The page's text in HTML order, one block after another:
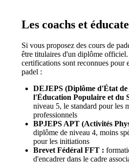
Les coachs et
Si vous proposez des cours de
être titulaires d'un diplôme
certifications sont reconnues pour
padel :
DEJEPS (Diplôme d'État de
l'Éducation Populaire et du
niveau 5, le standard pour les
professionnels
BPJEPS APT (Activités
diplôme de niveau 4, moins
pour les initiations
Brevet Fédéral FFT :
d'encadrer dans le cadre